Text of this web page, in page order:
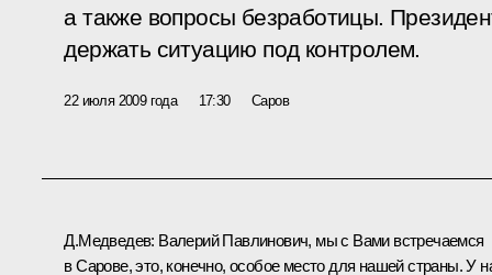
а также вопросы безработицы.
держать ситуацию под контролем.
22 июля 2009 года 17:30 Саров
Д.Медведев: Валерий Павлинович, мы с Вами встречаемся
в Сарове, это, конечно, особое место для нашей страны. У